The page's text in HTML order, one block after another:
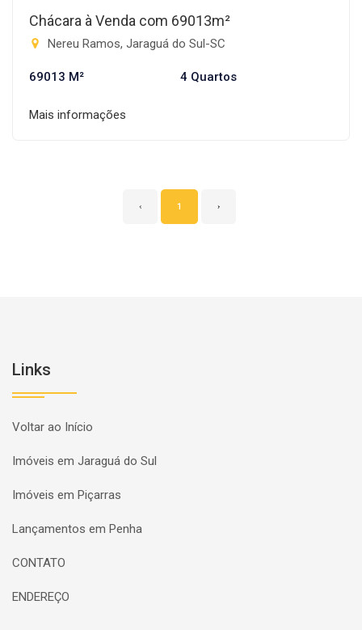
Chácara à Venda com 69013m²
Nereu Ramos, Jaraguá do Sul-SC
69013 M² 4 Quartos
Mais informações
‹ 1 ›
Links
Voltar ao Início
Imóveis em Jaraguá do Sul
Imóveis em Piçarras
Lançamentos em Penha
CONTATO
ENDEREÇO